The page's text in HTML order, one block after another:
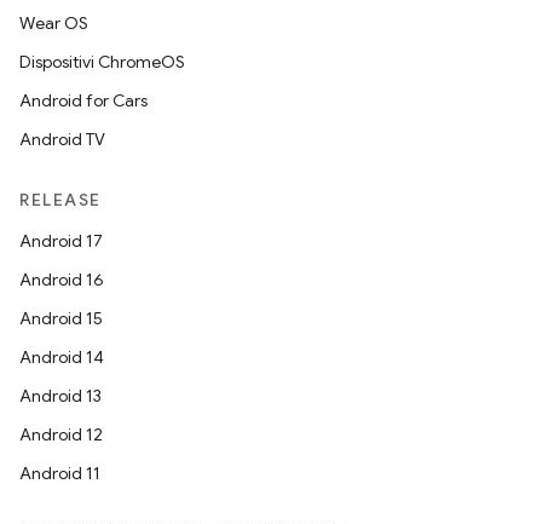
Wear OS
Dispositivi ChromeOS
Android for Cars
Android TV
RELEASE
Android 17
Android 16
Android 15
Android 14
Android 13
Android 12
Android 11